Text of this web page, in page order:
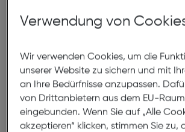
17mm
54mm
140mm
Verwendung von
Wir verwenden Cookies, um die
unserer Website zu sichern und mit
an Ihre Bedürfnisse anzupassen.
von Drittanbietern aus dem EU-
eingebunden. Wenn Sie auf „Alle
akzeptieren“ klicken, stimmen Sie zu,